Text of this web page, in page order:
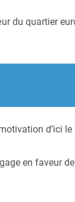
du quartier
d’ici
en faveur